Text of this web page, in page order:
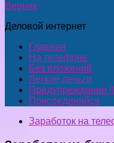
Верняк
Деловой интернет
Главная
На телефоне
Без вложений
Легкие деньги
Предупреждение
Присоединяйся
Заработок на